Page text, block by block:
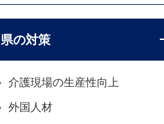
県の対策
介護現場の生産性向上
外国人材